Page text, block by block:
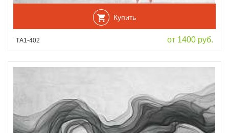
Купить
ТА1-402 от 1400 руб.